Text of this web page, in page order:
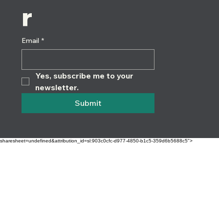
r
Email *
Yes, subscribe me to your
newsletter.
Submit
sharesheet=undefined&attribution_id=sl:903c0cfc-d977-4850-b1c5-359d6b5688c5">